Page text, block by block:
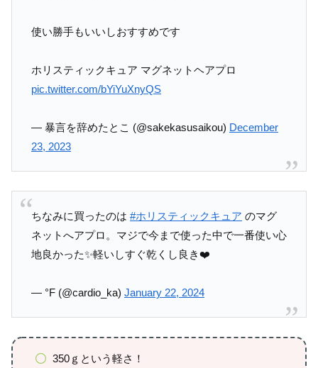
使い勝手もいいしおすすめです
ホリスティックキュア マグネットヘアプロ
pic.twitter.com/bYiYuXnyQS
— 暴言を辞めたとこ (@sakekasusaikou) December
23, 2023
ちなみに買ったのは #ホリスティックキュア のマグ
ネットへアプロ。マジで今まで使った中で一番使い心
地良かった✨軽いしすぐ乾くし良き❤️
— °F (@cardio_ka) January 22, 2024
350ｇという軽さ！